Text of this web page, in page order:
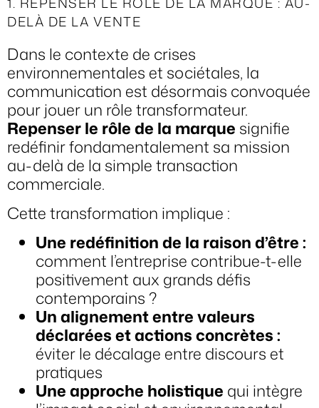
DELÀ DE LA VENTE
Dans le contexte de crises
environnementales et sociétales, la
communication est désormais convoquée
pour jouer un rôle transformateur.
Repenser le rôle de la marque signifie
redéfinir fondamentalement sa mission
au-delà de la simple transaction
commerciale.
Cette transformation implique :
Une redéfinition de la raison d’être :
comment l’entreprise contribue-t-elle
positivement aux grands défis
contemporains ?
Un alignement entre valeurs
déclarées et actions concrètes :
éviter le décalage entre discours et
pratiques
Une approche holistique qui intègre